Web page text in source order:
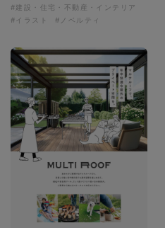
#建設・住宅・不動産・インテリア
#イラスト
#ノベルティ